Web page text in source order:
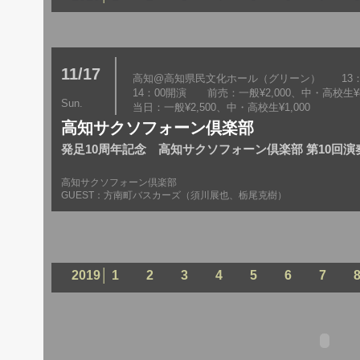
11/17
高知@高知県民文化ホール（グリーン） 13
14：00開演 前売：一般¥2,000、中・高校生
当日：一般¥2,500、中・高校生¥1,000
Sun.
高知サクソフォーン倶楽部
発足10周年記念 高知サクソフォーン倶楽部 第10回演
高知サクソフォーン倶楽部
GUEST：方南町バスカーズ（須川展也、栃尾克樹）
2019│ 1 2 3 4 5 6 7 8